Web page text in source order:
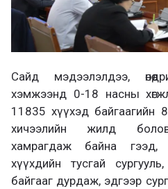
Сайд мэдээлэлдээ,
хэмжээнд 0-18 насны
11835 хүүхэд
хичээлийн жилд
хамрагдаж байна гээд,
хүүхдийн тусгай
байгааг дурдаж, эдгээр